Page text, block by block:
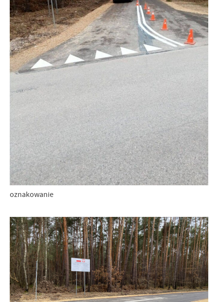
oznakowanie